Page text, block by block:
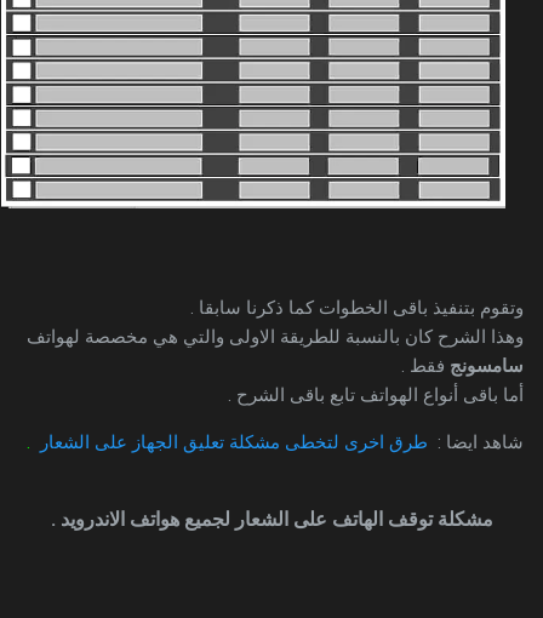
وتقوم بتنفيذ باقى الخطوات كما ذكرنا سابقا .
وهذا الشرح كان بالنسبة للطريقة الاولى والتي هي مخصصة لهواتف
سامسونجفقط .
أما باقى أنواع الهواتف تابع باقى الشرح .
شاهد ايضا : طرق اخرى لتخطى مشكلة تعليق الجهاز على الشعار.
مشكلة توقف الهاتف على الشعار لجميع هواتف الاندرويد .